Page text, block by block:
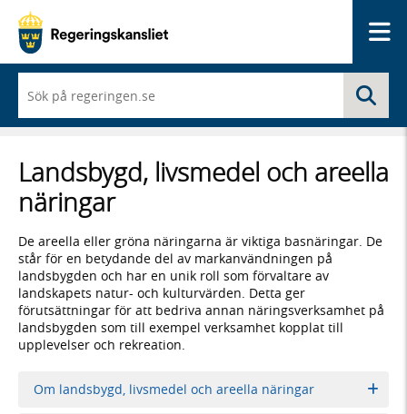
du
börjar
skriva
framträder
en
lista
sökförslag
Landsbygd, livsmedel och areella
näringar
De areella eller gröna näringarna är viktiga basnäringar. De
står för en betydande del av markanvändningen på
landsbygden och har en unik roll som förvaltare av
landskapets natur- och kulturvärden. Detta ger
förutsättningar för att bedriva annan näringsverksamhet på
landsbygden som till exempel verksamhet kopplat till
upplevelser och rekreation.
Om landsbygd, livsmedel och areella näringar